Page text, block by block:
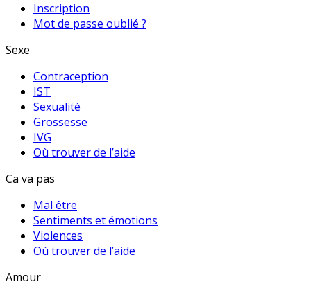
Inscription
Mot de passe oublié ?
Sexe
Contraception
IST
Sexualité
Grossesse
IVG
Où trouver de l’aide
Ca va pas
Mal être
Sentiments et émotions
Violences
Où trouver de l’aide
Amour